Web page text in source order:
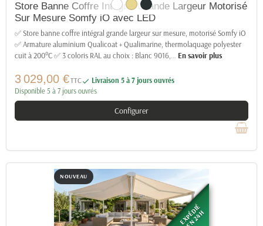
Store Banne Coffre Intégral Grande Largeur Motorisé
Sur Mesure Somfy iO avec LED
✅ Store banne coffre intégral grande largeur sur mesure, motorisé Somfy iO
✅ Armature aluminium Qualicoat + Qualimarine, thermolaquage polyester
cuit à 200°C ✅ 3 coloris RAL au choix : Blanc 9016,
En savoir plus
3 029,00 €TTC Livraison 5 à 7 jours ouvrés
Disponible 5 à 7 jours ouvrés
Configurer
NOUVEAU
EXPÉDIÉ
EN 24H